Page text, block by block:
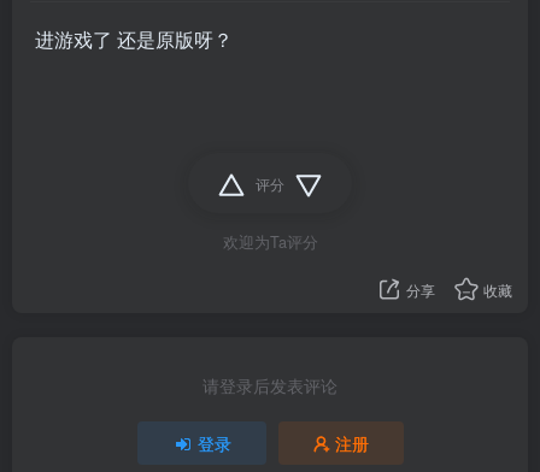
进游戏了 还是原版呀？
评分
欢迎为Ta评分
分享 收藏
请登录后发表评论
登录 注册